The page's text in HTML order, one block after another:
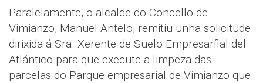
Paralelamente, o alcalde do Concello de
Vimianzo, Manuel Antelo, remitiu unha solicitude
dirixida á Sra. Xerente de Suelo Empresarfial del
Atlántico para que execute a limpeza das
parcelas do Parque empresarial de Vimianzo que